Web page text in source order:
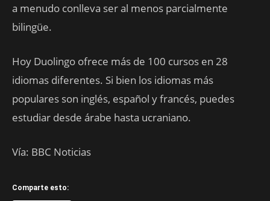
a menudo conlleva ser al menos parcialmente
bilingüe.
Hoy Duolingo ofrece más de 100 cursos en 28
idiomas diferentes. Si bien los idiomas más
populares son inglés, español y francés, puedes
estudiar desde árabe hasta ucraniano.
Vía: BBC Noticias
Comparte esto: